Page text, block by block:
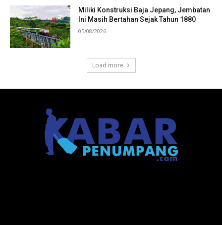
Miliki Konstruksi Baja Jepang, Jembatan
Ini Masih Bertahan Sejak Tahun 1880
05/08/2026
Load more